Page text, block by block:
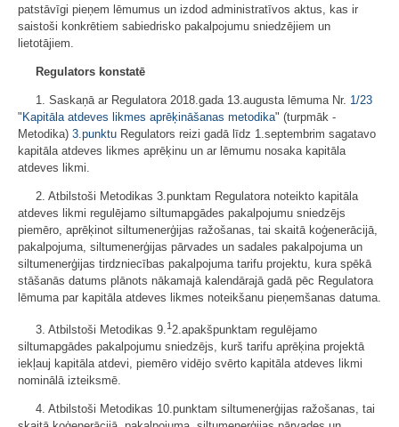
patstāvīgi pieņem lēmumus un izdod administratīvos aktus, kas ir
saistoši konkrētiem sabiedrisko pakalpojumu sniedzējiem un
lietotājiem.
Regulators konstatē
1. Saskaņā ar Regulatora 2018.gada 13.augusta lēmuma Nr. 1/23
" Kapitāla atdeves likmes aprēķināšanas metodika" (turpmāk -
Metodika) 3.punktu Regulators reizi gadā līdz 1.septembrim sagatavo
kapitāla atdeves likmes aprēķinu un ar lēmumu nosaka kapitāla
atdeves likmi.
2. Atbilstoši Metodikas 3.punktam Regulatora noteikto kapitāla
atdeves likmi regulējamo siltumapgādes pakalpojumu sniedzējs
piemēro, aprēķinot siltumenerģijas ražošanas, tai skaitā koģenerācijā,
pakalpojuma, siltumenerģijas pārvades un sadales pakalpojuma un
siltumenerģijas tirdzniecības pakalpojuma tarifu projektu, kura spēkā
stāšanās datums plānots nākamajā kalendārajā gadā pēc Regulatora
lēmuma par kapitāla atdeves likmes noteikšanu pieņemšanas datuma.
3. Atbilstoši Metodikas 9.12.apakšpunktam regulējamo
siltumapgādes pakalpojumu sniedzējs, kurš tarifu aprēķina projektā
iekļauj kapitāla atdevi, piemēro vidējo svērto kapitāla atdeves likmi
nominālā izteiksmē.
4. Atbilstoši Metodikas 10.punktam siltumenerģijas ražošanas, tai